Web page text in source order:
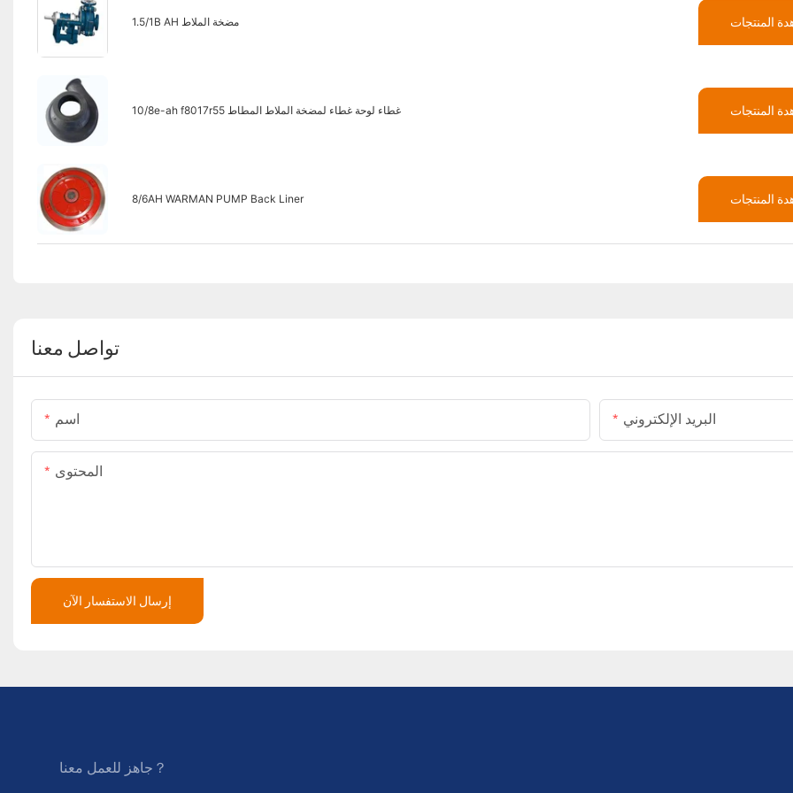
1.5/1B AH مضخة الملاط المنتجات
10/8e-ah f8017r55 غطاء لوحة غطاء لمضخة الملاط المطاط المنتجات
8/6AH WARMAN PUMP Back Liner المنتجات
تواصل معنا
اسم البريد الإلكتروني
المحتوى
إرسال الاستفسار الآن
جاهز للعمل معنا？